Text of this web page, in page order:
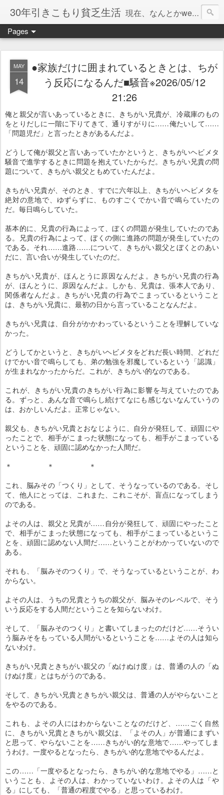
30年引きこもり貧乏生活 現在、なんとかweb系の仕事で食べています。このブログで扱う問題は「この世とはなにか」「人生とはなにか」「人間とはなにか」「強迫神経症の原因と解決法」「うつ病の原因と寄り添う方法」「家族の問題」などについてです。
Pages
MAY
14
●家族だけに囲まれているときとは、ちが
う反応になるんだ■騒音※2026/05/12
21:26
俺と親父が言いあっているときに、きちがい兄貴が、冷蔵庫のもの
をとりだしに一階に下りてきて、通りすがりに……俺たいして……
「問題児だ」と言ったときがあるんだよ。
どうして俺が親父と言いあっていたかというと、きちがいヘビメタ
騒音で進学するときに問題を抱えていたからだ。きちがい兄貴の問
題について、きちがい親父ともめていたんだよ。
きちがい兄貴が、そのとき、すでに六年以上、きちがいヘビメタを
絶対の意地で、ゆずらずに、ものすごくでかい音で鳴らていたの
だ。毎日鳴らしていた。
基本的に、兄貴の行為によって、ぼくの問題が発生していたのであ
る。兄貴の行為によって、ぼくの側に進路の問題が発生していたの
である。それ……進路……について、きちがい親父とぼくとのあい
だに、言い合いが発生していたのだ。
きちがい兄貴が、ほんとうに原因なんだよ。きちがい兄貴の行為
が、ほんとうに、原因なんだよ。しかも、兄貴は、張本人であり、
関係者なんだよ。きちがい兄貴の行為でこまっているということ
は、きちがい兄貴に、最初の日から言っていることなんだよ。
きちがい兄貴は、自分がかかわっているということを理解していな
かった。
どうしてかというと、きちがいヘビメタをどれだ長い時間、どれだ
けでかい音で鳴らしても、弟の勉強を邪魔しているという「認識」
が生まれなかったからだ。これが、きちがい的なのである。
これが、きちがい兄貴のきちがい行為に影響を与えていたのであ
る。ずっと、あんな音で鳴らし続けてなにも感じないなんていうの
は、おかしいんだよ。正常じゃない。
親父も、きちがい兄貴とおなじように、自分が発狂して、頑固にや
ったことで、相手がこまった状態になっても、相手がこまっている
ということを、頑固に認めなかった人間だ。
＊ ＊ ＊
これ、脳みその「つくり」として、そうなっているのである。そし
て、他人にとっては、これまた、これこそが、盲点になってしまう
のである。
よその人は、親父と兄貴が……自分が発狂して、頑固にやったこと
で、相手がこまった状態になっても、相手がこまっているというこ
とを、頑固に認めない人間だ……ということがわかっていないので
ある。
それも、「脳みそのつくり」で、そうなっているということが、わ
からない。
よその人は、うちの兄貴とうちの親父が、脳みそのレベルで、そう
いう反応をする人間だということを知らないわけ。
そして、「脳みそのつくり」と書いてしまったのだけど……そうい
う脳みそをもっている人間がいるということを……よその人は知ら
ないわけ。
きちがい兄貴ときちがい親父の「ぬけぬけ度」は、普通の人の「ぬ
けぬけ度」とはちがうのである。
そして、きちがい兄貴ときちがい親父は、普通の人がやらないこと
をやるのである。
これも、よその人にはわからないことなのだけど、……ごく自然
に、きちがい兄貴ときちがい親父は、「よその人」が普通にまずい
と思って、やらないことを……きちがい的な意地で……やってしま
うわけ。一度やるとなったら、きちがい的な意地でやるんだよ。
この……「一度やるとなったら、きちがい的な意地でやる」……と
いうことも、よその人は、わかっていないわけ。よその人は「や
る」にしても、「普通の程度でやる」と思っているわけ。